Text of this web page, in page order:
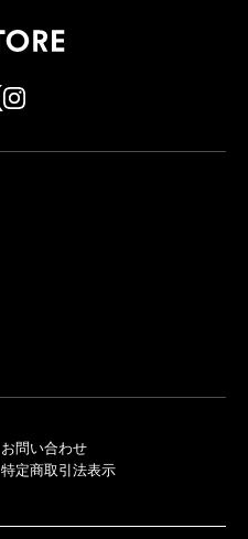
お問い合わせ
特定商取引法表示